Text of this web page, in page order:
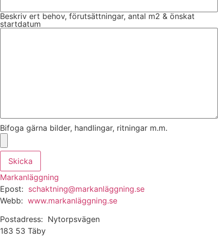
Beskriv ert behov, förutsättningar, antal m2 & önskat
startdatum
Bifoga gärna bilder, handlingar, ritningar m.m.
Skicka
Markanläggning
Epost: schaktning@markanläggning.se
Webb: www.markanläggning.se
Postadress: Nytorpsvägen
183 53 Täby